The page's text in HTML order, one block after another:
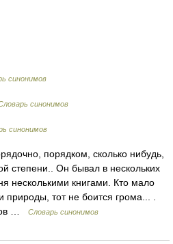
синонимов
синонимов
синонимов
порядком, сколько нибудь,
степени.. Он бывал в нескольких
несколькими книгами. Кто мало
природы, тот не боится грома... .
…
Словарь синонимов